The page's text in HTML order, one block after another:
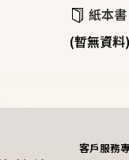
紙本書
(暫無資
客戶服務